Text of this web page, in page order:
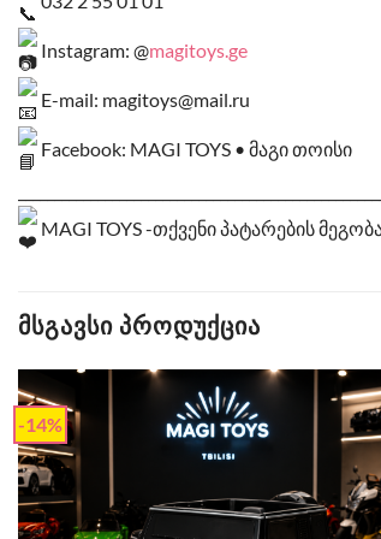
Instagram: @magitoys.ge
E-mail: magitoys@mail.ru
Facebook: MAGI TOYS • მაგი თოისი
MAGI TOYS -თქვენი პატარების
ᲛᲡᲒᲐᲕᲡᲘ ᲞᲠᲝᲓᲣᲥᲪᲘᲐ
-14%